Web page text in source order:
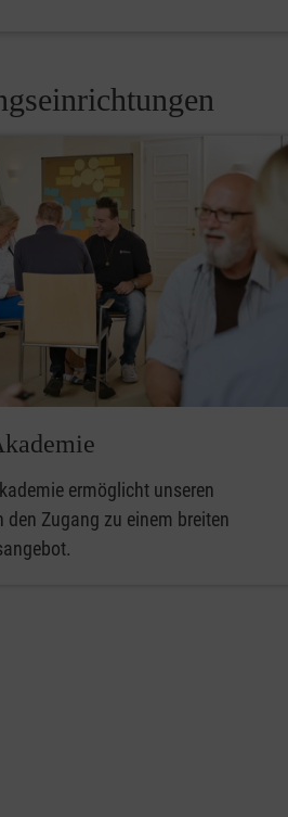
ermöglicht unseren
den Zugang zu einem breiten